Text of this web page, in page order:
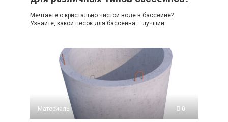
Мечтаете о кристально чистой воде в бассейне?
Узнайте, какой песок для бассейна – лучший
Материалы 0